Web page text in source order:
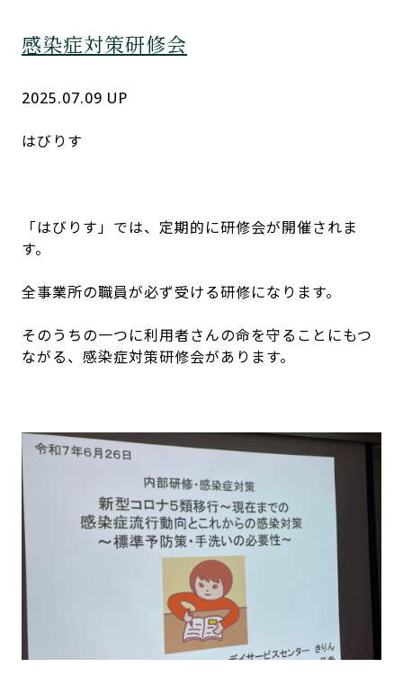
感染症対策研修会
2025.07.09 UP
はびりす
「はびりす」では、定期的に研修会が開催されま
す。
全事業所の職員が必ず受ける研修になります。
そのうちの一つに利用者さんの命を守ることにもつ
ながる、感染症対策研修会があります。